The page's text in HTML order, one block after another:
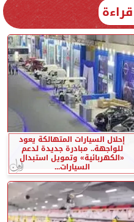
إحلال السيارات المتهالكة يعود
للواجهة.. مبادرة جديدة لدعم
«الكهربائية» وتمويل استبدال
السيارات...